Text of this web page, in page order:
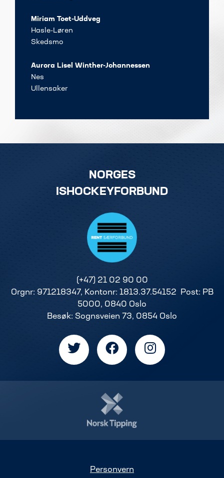
Miriam Toet-Uddveg
Hasle-Løren
Skedsmo
Aurora Lisel Winther-Johannessen
Nes
Ullensaker
NORGES
ISHOCKEYFORBUND
(+47) 21 02 90 00
Orgnr: 971218347, Kontonr: 1813.37.54152 Post: PB
5000, 0840 Oslo
Besøk: Sognsveien 73, 0854 Oslo
Personvern